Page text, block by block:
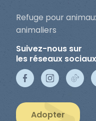
Refuge pour
animaliers
Suivez-nous sur
les réseaux sociaux
Adopter